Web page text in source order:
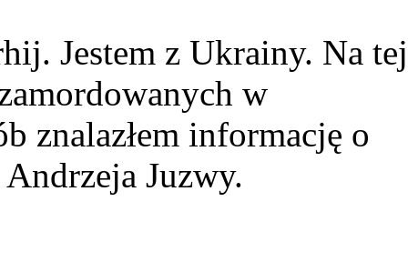
Jestem z Ukrainy. Na tej
w
znalazłem informację o
Juzwy.